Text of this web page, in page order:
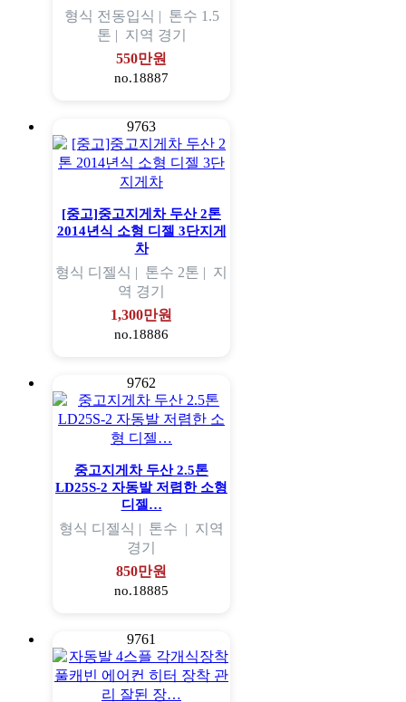
형식 전동입식 | 톤수 1.5
톤 | 지역 경기
550만원
no.18887
9763
[중고]중고지게차 두산 2톤
2014년식 소형 디젤 3단지게
차
형식 디젤식 | 톤수 2톤 | 지
역 경기
1,300만원
no.18886
9762
중고지게차 두산 2.5톤
LD25S-2 자동발 저렴한 소형
디젤…
형식 디젤식 | 톤수 | 지역
경기
850만원
no.18885
9761